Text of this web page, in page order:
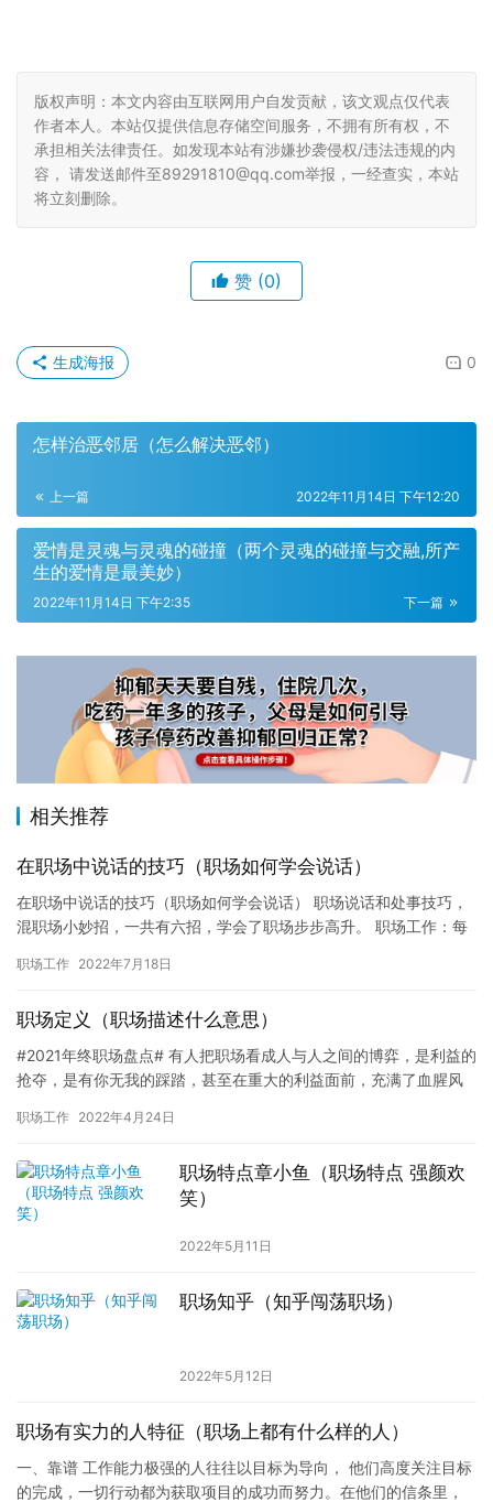
版权声明：本文内容由互联网用户自发贡献，该文观点仅代表
作者本人。本站仅提供信息存储空间服务，不拥有所有权，不
承担相关法律责任。如发现本站有涉嫌抄袭侵权/违法违规的内
容， 请发送邮件至89291810@qq.com举报，一经查实，本站
将立刻删除。
赞 (0)
0
生成海报
怎样治恶邻居（怎么解决恶邻）
上一篇 2022年11月14日 下午12:20
爱情是灵魂与灵魂的碰撞（两个灵魂的碰撞与交融,所产
生的爱情是最美妙）
下一篇
2022年11月14日 下午2:35
相关推荐
在职场中说话的技巧（职场如何学会说话）
在职场中说话的技巧（职场如何学会说话） 职场说话和处事技巧，
混职场小妙招，一共有六招，学会了职场步步高升。 职场工作：每
我…
职场工作 2022年7月18日
职场定义（职场描述什么意思）
#2021年终职场盘点# 有人把职场看成人与人之间的博弈，是利益的
抢夺，是有你无我的踩踏，甚至在重大的利益面前，充满了血腥风
职场工作 2022年4月24日
职场特点章小鱼（职场特点 强颜欢
笑）
2022年5月11日
职场知乎（知乎闯荡职场）
2022年5月12日
职场有实力的人特征（职场上都有什么样的人）
一、靠谱 工作能力极强的人往往以目标为导向， 他们高度关注目标
的完成，一切行动都为获取项目的成功而努力。在他们的信条里，